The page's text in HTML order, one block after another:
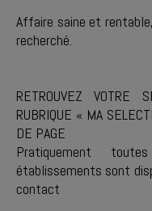
Affaire saine et
recherché.
RETROUVEZ VOTRE
RUBRIQUE « MA
DE PAGE
Pratiquement
établissements sont
contact